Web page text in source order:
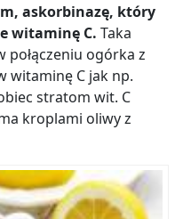
askorbinazę, który
witaminę C. Taka
połączeniu ogórka z
witaminę C jak np.
stratom wit. C
kroplami oliwy z